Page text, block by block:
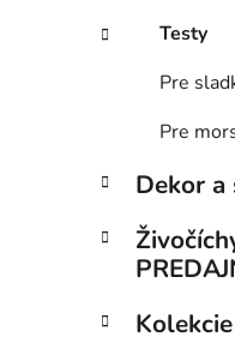
Testy
Pre
Pre
Dekor
Kolekcie